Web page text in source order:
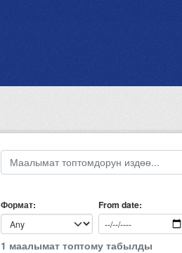
Формат From date
1 маалымат топтому табылды